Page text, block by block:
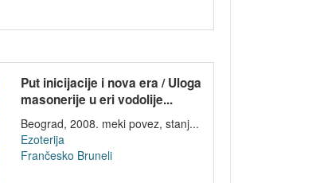
Put inicijacije i nova era / Uloga
masonerije u eri vodolije...
Beograd, 2008. meki povez, stanj...
Ezoterija
Frančesko Bruneli